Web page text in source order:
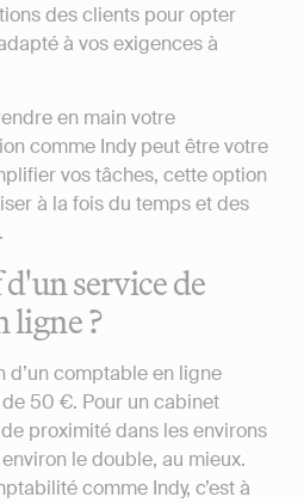
des clients pour opter
à vos exigences à
en main votre
comme Indy peut être votre
vos tâches, cette option
à la fois du temps et des
service de
ligne ?
d’un comptable en ligne
50 €. Pour un cabinet
proximité dans les environs
le double, au mieux.
comme Indy, c’est à